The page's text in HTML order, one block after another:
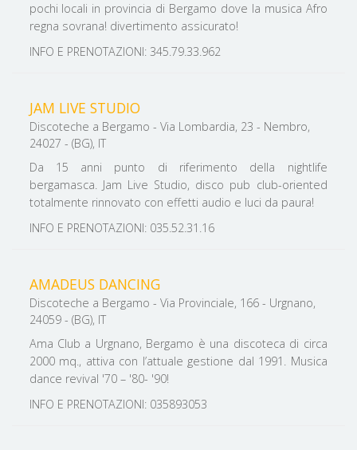
pochi locali in provincia di Bergamo dove la musica Afro
regna sovrana! divertimento assicurato!
INFO E PRENOTAZIONI: 345.79.33.962
JAM LIVE STUDIO
Discoteche a Bergamo - Via Lombardia, 23 - Nembro,
24027 - (BG), IT
Da 15 anni punto di riferimento della nightlife
bergamasca. Jam Live Studio, disco pub club-oriented
totalmente rinnovato con effetti audio e luci da paura!
INFO E PRENOTAZIONI: 035.52.31.16
AMADEUS DANCING
Discoteche a Bergamo - Via Provinciale, 166 - Urgnano,
24059 - (BG), IT
Ama Club a Urgnano, Bergamo è una discoteca di circa
2000 mq., attiva con l’attuale gestione dal 1991. Musica
dance revival '70 – '80- '90!
INFO E PRENOTAZIONI: 035893053